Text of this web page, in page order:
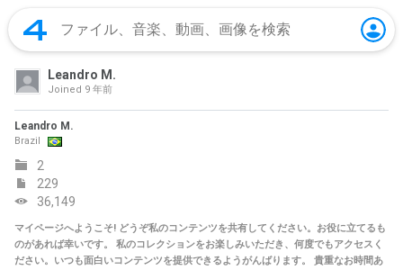
Leandro M.
Joined 9 年前
Leandro M.
Brazil
2
229
36,149
マイページへようこそ! どうぞ私のコンテンツを共有してください。お役に立てるも
のがあれば幸いです。 私のコレクションをお楽しみいただき、何度でもアクセスく
ださい。いつも面白いコンテンツを提供できるようがんばります。 貴重なお時間あ